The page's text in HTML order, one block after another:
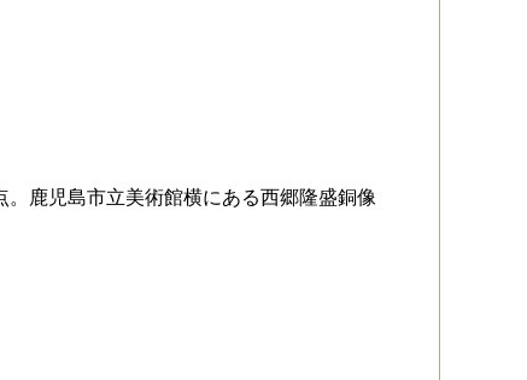
鹿児島市立美術館横にある西郷隆盛銅像